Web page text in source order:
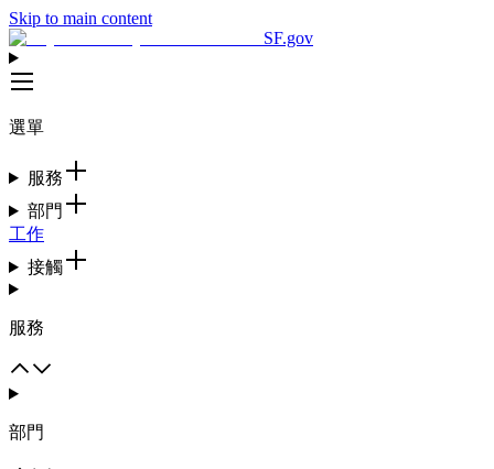
Skip to main content
SF.gov
選單
服務
部門
工作
接觸
服務
部門